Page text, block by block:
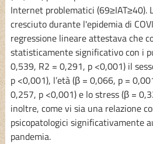
Internet problematici (69≥IAT≥40).
cresciuto durante l'epidemia di
regressione lineare attestava che
statisticamente significativo con i
0,539, R2 = 0,291, p <0,001) il
p <0,001), l’età (β = 0,066, p =
0,257, p <0,001) e lo stress (β =
inoltre, come vi sia una relazione
psicopatologici significativamente
pandemia.